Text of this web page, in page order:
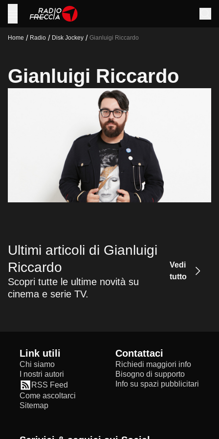
Home / Radio / Disk Jockey / Gianluigi Riccardo
Gianluigi Riccardo
Ultimi articoli di Gianluigi
Riccardo
Scopri tutte le ultime novità su
cinema e serie TV.
Vedi
tutto
Link utili
Chi siamo
I nostri autori
RSS Feed
Come ascoltarci
Sitemap
Contattaci
Richiedi maggiori info
Bisogno di supporto
Info su spazi pubblicitari